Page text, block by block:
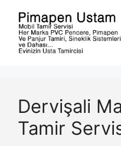
Dervişali
Tamir